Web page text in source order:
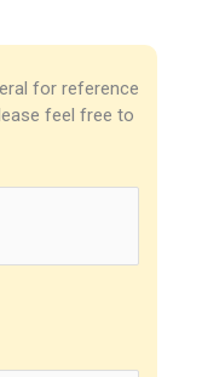
for reference
feel free to